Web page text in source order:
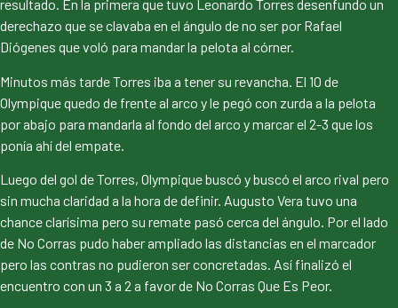
resultado. En la primera que tuvo Leonardo Torres desenfundo un
derechazo que se clavaba en el ángulo de no ser por Rafael
Diógenes que voló para mandar la pelota al córner.
Minutos más tarde Torres iba a tener su revancha. El 10 de
Olympique quedo de frente al arco y le pegó con zurda a la pelota
por abajo para mandarla al fondo del arco y marcar el 2-3 que los
ponía ahí del empate.
Luego del gol de Torres, Olympique buscó y buscó el arco rival pero
sin mucha claridad a la hora de definir. Augusto Vera tuvo una
chance clarísima pero su remate pasó cerca del ángulo. Por el lado
de No Corras pudo haber ampliado las distancias en el marcador
pero las contras no pudieron ser concretadas. Así finalizó el
encuentro con un 3 a 2 a favor de No Corras Que Es Peor.